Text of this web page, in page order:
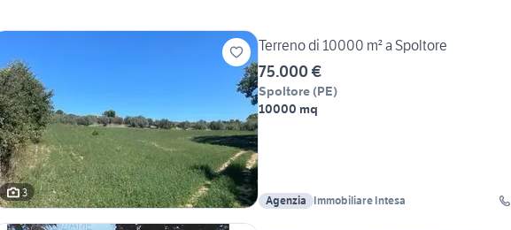
3
Terreno di 10000 m² a Spoltore
75.000 €
Spoltore (PE)
10000 mq
Agenzia Immobiliare Intesa